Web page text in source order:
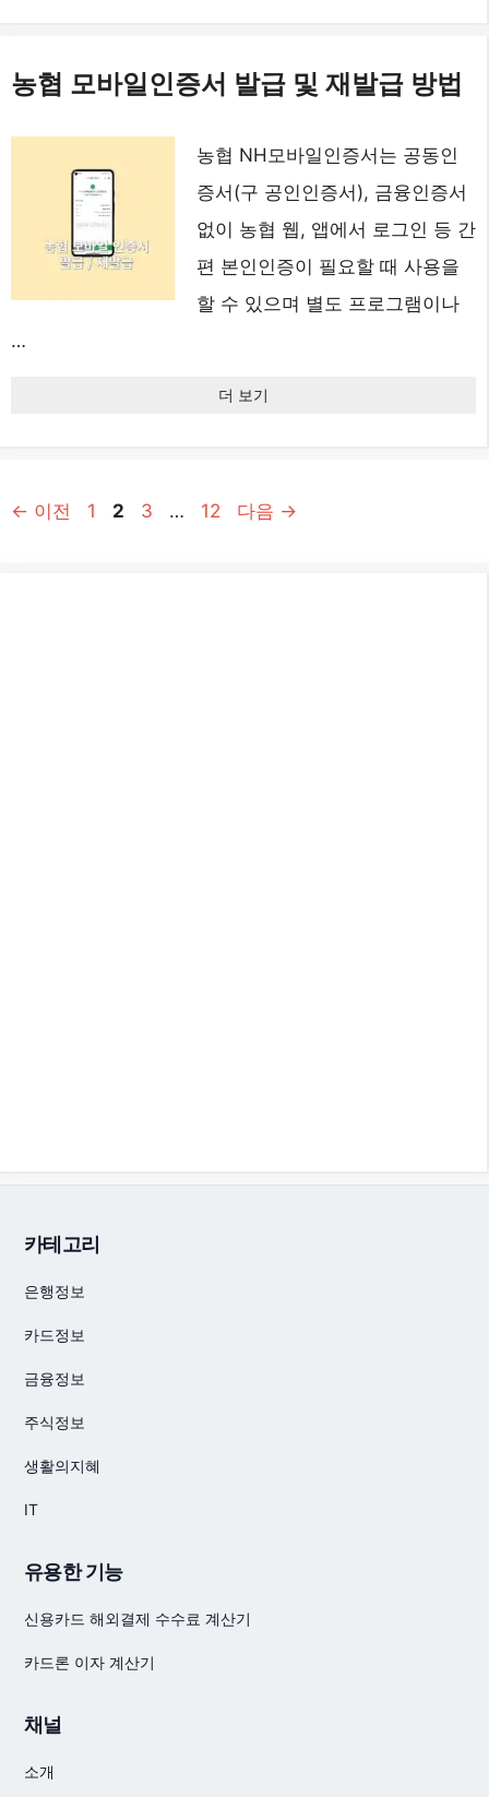
농협 모바일인증서 발급 및 재발급 방법
농협 NH모바일인증서는 공동인
증서(구 공인인증서), 금융인증서
없이 농협 웹, 앱에서 로그인 등 간
편 본인인증이 필요할 때 사용을
할 수 있으며 별도 프로그램이나
…
더 보기
← 이전
페
1
페
2
페
3 …
페
12 다음 →
카테고리
은행정보
카드정보
금융정보
주식정보
생활의지혜
IT
유용한 기능
신용카드 해외결제 수수료 계산기
카드론 이자 계산기
채널
소개